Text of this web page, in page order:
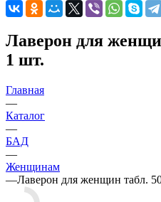
Лаверон для
1 шт.
Главная
—
Каталог
—
БАД
—
Женщинам
—Лаверон для женщин табл.